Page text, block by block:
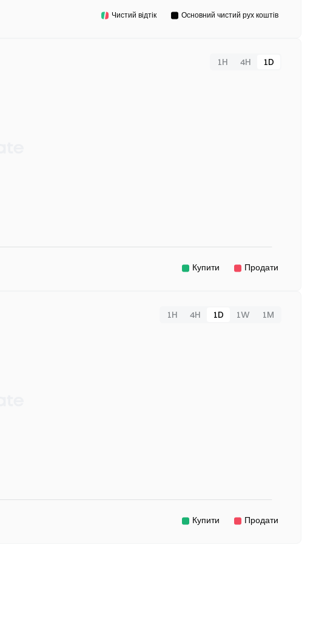
1H 4H 1D
1H 4H 1D 1W 1M